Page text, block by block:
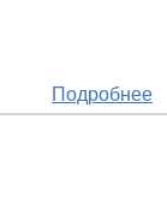
Подробнее